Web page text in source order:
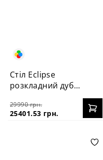
Стіл Eclipse
розкладний дуб
29990 грн.
25401.53 грн.